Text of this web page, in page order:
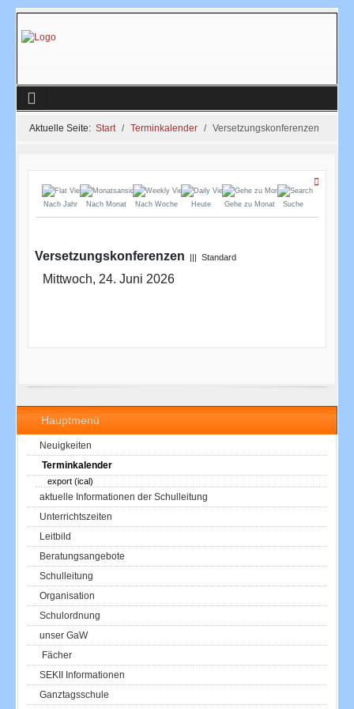
Aktuelle Seite: Start Terminkalender Versetzungskonferenzen
Hauptmenü
Neuigkeiten
Terminkalender
export (ical)
aktuelle Informationen der Schulleitung
Unterrichtszeiten
Leitbild
Beratungsangebote
Schulleitung
Organisation
Schulordnung
unser GaW
Fächer
SEKII Informationen
Ganztagsschule
Nach Jahr Nach Monat Nach Woche Heute Gehe zu Monat Suche
Versetzungskonferenzen ||| Standard
Mittwoch, 24. Juni 2026